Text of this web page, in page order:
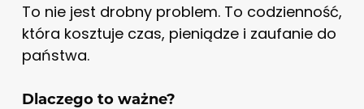
To nie jest drobny problem. To codzienność,
która kosztuje czas, pieniądze i zaufanie do
państwa.
Dlaczego to ważne?